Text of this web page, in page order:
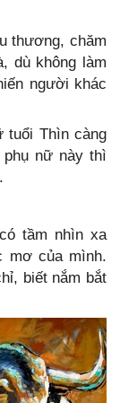
thương, chăm
dù không làm
người khác
tuổi Thìn càng
nữ này thì
tầm nhìn xa
mơ của mình.
biết nắm bắt